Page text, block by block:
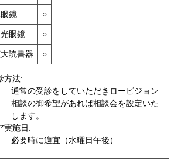
鏡 ○
眼鏡 ○
読書器 ○
方法:
通常の受診をしていただきロービジョン
相談の御希望があれば相談会を設定いた
します。
実施日:
必要時に適宜（水曜日午後）